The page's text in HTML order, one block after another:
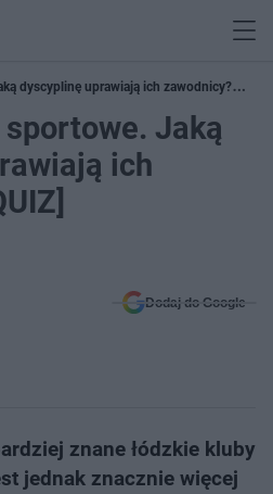
dyscyplinę uprawiają ich zawodnicy?
Jaką
ich
Dodaj do Google
znane łódzkie kluby
jednak znacznie więcej